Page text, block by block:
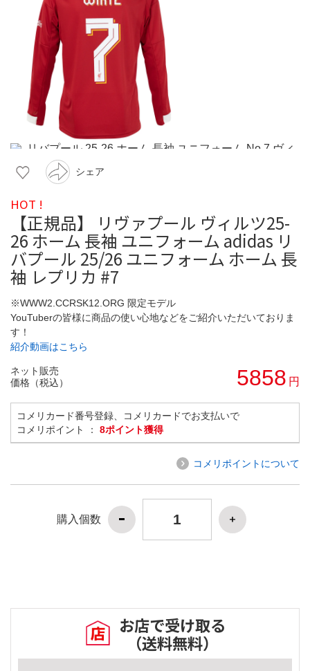
シェア
HOT !
【正規品】 リヴァプール ヴィルツ25-
26 ホーム 長袖 ユニフォーム adidas リ
バプール 25/26 ユニフォーム ホーム 長
袖 レプリカ #7
※WWW2.CCRSK12.ORG 限定モデル
YouTuberの皆様に商品の使い心地などをご紹介いただいておりま
す！
紹介動画はこちら
ネット販売
価格（税込）
5858 円
コメリカード番号登録、コメリカードでお支払いで
コメリポイント ： 8ポイント獲得
コメリポイントについて
購入個数
お店で受け取る
（送料無料）